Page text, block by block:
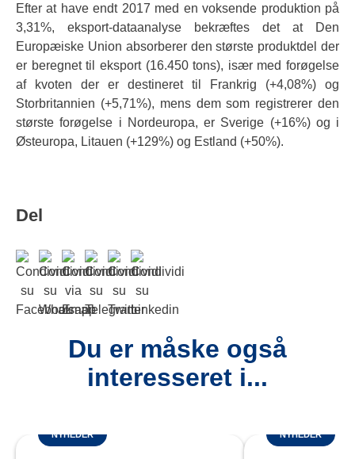
Efter at have endt 2017 med en voksende produktion på
3,31%, eksport-dataanalyse bekræftes det at Den
Europæiske Union absorberer den største produktdel der
er beregnet til eksport (16.450 tons), især med forøgelse
af kvoten der er destineret til Frankrig (+4,08%) og
Storbritannien (+5,71%), mens dem som registrerer den
største forøgelse i Nordeuropa, er Sverige (+16%) og i
Østeuropa, Litauen (+129%) og Estland (+50%).
Del
Du er måske også
interesseret i...
NYHEDER NYHEDER